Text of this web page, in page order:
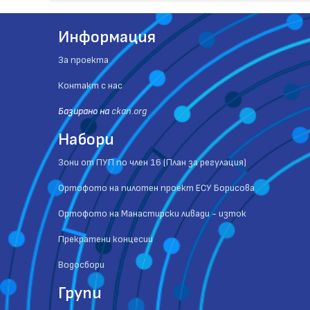
Информация
За проекта
Контакт с нас
Базиранo на ckan.org
Набори
Зони от ПУП по член 16 (План за регулация)
Ортофото на пилотен проект ЕСУ Борисова
Ортофото на Манастирски ливади - изток
Прекратени концесии
Водосбори
Групи